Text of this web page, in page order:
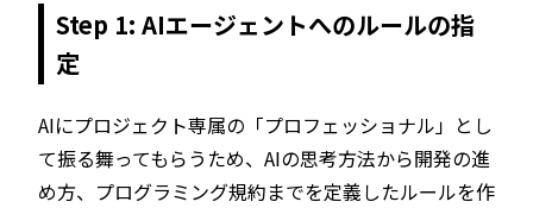
Step 1: AIエージェントへのルールの指
定
AIにプロジェクト専属の「プロフェッショナル」とし
て振る舞ってもらうため、AIの思考方法から開発の進
め方、プログラミング規約までを定義したルールを作